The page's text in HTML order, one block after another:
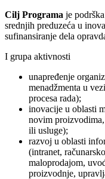
Cilj Programa je
srednjih preduzeća u
sufinansiranje dela
I grupa aktivnosti
unapređenje
menadžmenta u
procesa rada);
inovacije u oblasti
novim
ili usluge);
razvoj u oblasti
(intranet,
maloprodajom,
proizvodnje,